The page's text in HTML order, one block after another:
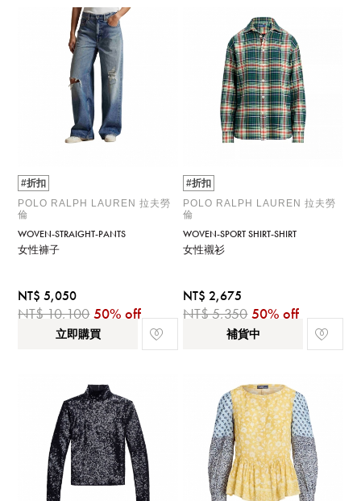
#折扣
POLO RALPH LAUREN 拉夫勞
倫
WOVEN-STRAIGHT-PANTS
女性褲子
NT$ 5,050
NT$ 10,100 50% off
立即購買
#折扣
POLO RALPH LAUREN 拉夫勞
倫
WOVEN-SPORT SHIRT-SHIRT
女性襯衫
NT$ 2,675
NT$ 5,350 50% off
補貨中